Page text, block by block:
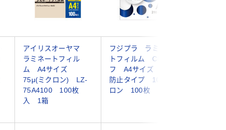
アイリスオーヤマ
ラミネートフィル
ム A4サイズ
75μ(ミクロン) LZ-
75A4100 100枚
入 1箱
フジプラ ラミネー
トフィルム CPリー
フ A4サイズ 静電
防止タイプ 100ミク
ロン 100枚